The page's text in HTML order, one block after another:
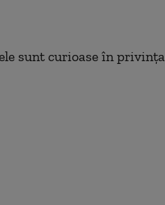
sunt curioase în privința